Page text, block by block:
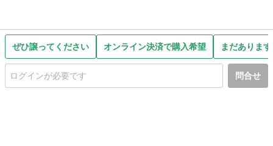
ぜひ譲ってください オンライン決済で購入希望 まだありま
問合せ